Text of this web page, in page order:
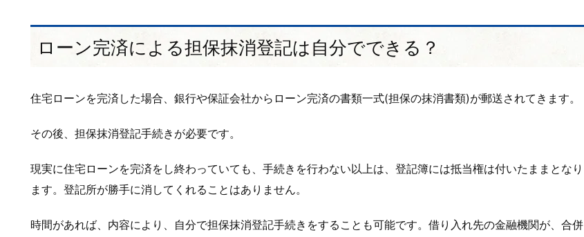
ローン完済による担保抹消登記は自分でできる？
住宅ローンを完済した場合、銀行や保証会社からローン完済の書類一式(担保の抹消書類)が郵送されてきます。
その後、担保抹消登記手続きが必要です。
現実に住宅ローンを完済をし終わっていても、手続きを行わない以上は、登記簿には抵当権は付いたままとなり
ます。登記所が勝手に消してくれることはありません。
時間があれば、内容により、自分で担保抹消登記手続きをすることも可能です。借り入れ先の金融機関が、合併